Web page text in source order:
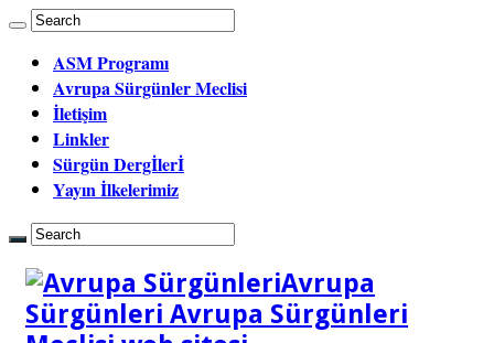
ASM Programı
Avrupa Sürgünler Meclisi
İletişim
Linkler
Sürgün Dergİlerİ
Yayın İlkelerimiz
Avrupa
Sürgünleri Avrupa Sürgünleri